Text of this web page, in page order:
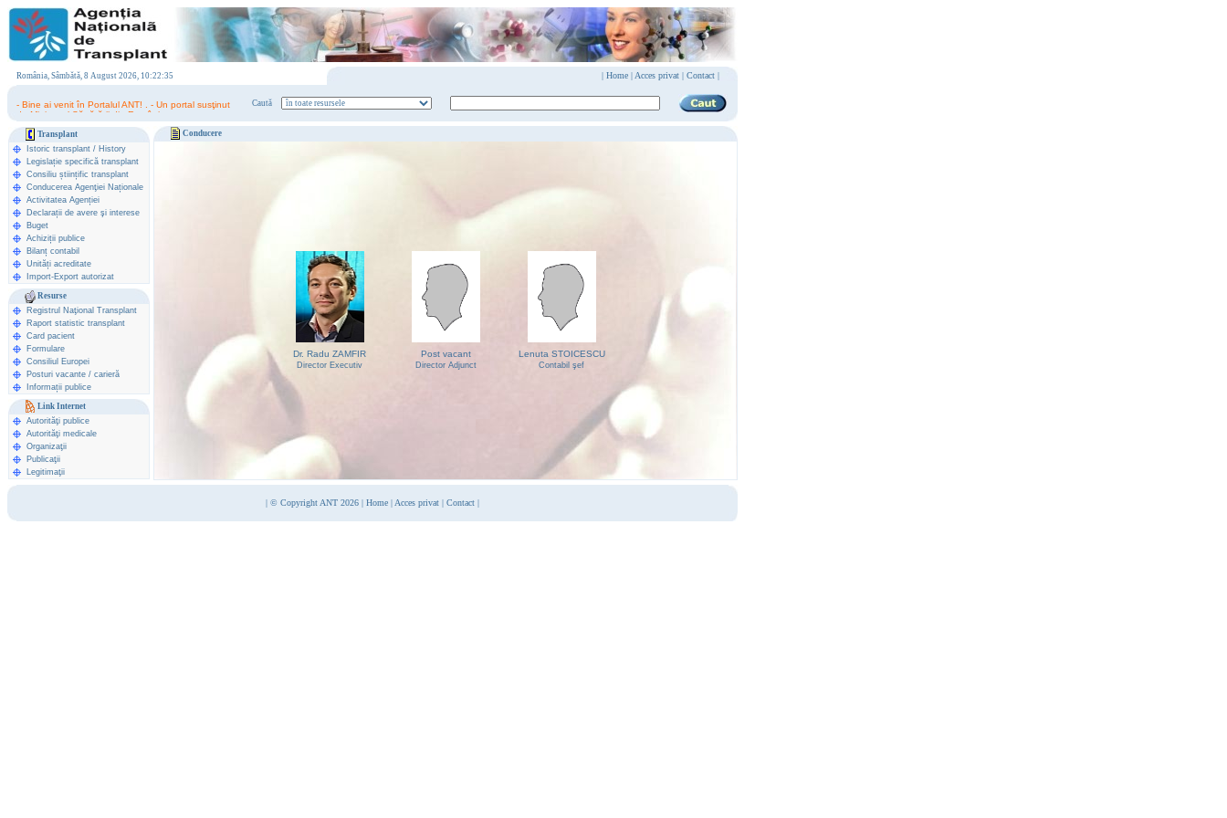
România, Sâmbătă, 8 August 2026, 10:22:35 | Home | Acces privat | Contact |
- Bine ai venit în Portalul ANT! . - Un portal susţinut
de Ministerul Sănătăţii din România.
Caută
Transplant
Istoric transplant / History
Legislație specifică transplant
Consiliu științific transplant
Conducerea Agenţiei Naționale
Activitatea Agenției
Declarații de avere şi interese
Buget
Achiziții publice
Bilanț contabil
Unități acreditate
Import-Export autorizat
Resurse
Registrul Naţional Transplant
Raport statistic transplant
Card pacient
Formulare
Consiliul Europei
Posturi vacante / carieră
Informații publice
Link Internet
Autorităţi publice
Autorităţi medicale
Organizaţii
Publicaţii
Legitimaţii
Conducere
Dr. Radu ZAMFIR
Director Executiv
Post vacant
Director Adjunct
Lenuta STOICESCU
Contabil şef
| © Copyright ANT 2026 | Home | Acces privat | Contact |